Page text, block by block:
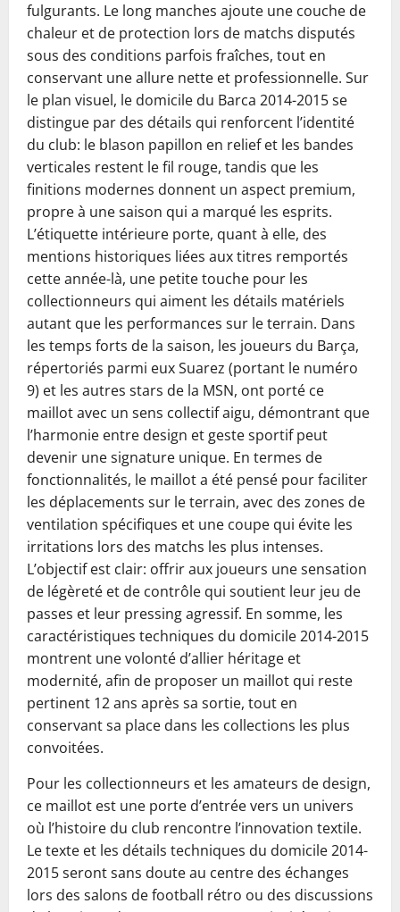
fulgurants. Le long manches ajoute une couche de
chaleur et de protection lors de matchs disputés
sous des conditions parfois fraîches, tout en
conservant une allure nette et professionnelle. Sur
le plan visuel, le domicile du Barca 2014-2015 se
distingue par des détails qui renforcent l’identité
du club: le blason papillon en relief et les bandes
verticales restent le fil rouge, tandis que les
finitions modernes donnent un aspect premium,
propre à une saison qui a marqué les esprits.
L’étiquette intérieure porte, quant à elle, des
mentions historiques liées aux titres remportés
cette année-là, une petite touche pour les
collectionneurs qui aiment les détails matériels
autant que les performances sur le terrain. Dans
les temps forts de la saison, les joueurs du Barça,
répertoriés parmi eux Suarez (portant le numéro
9) et les autres stars de la MSN, ont porté ce
maillot avec un sens collectif aigu, démontrant que
l’harmonie entre design et geste sportif peut
devenir une signature unique. En termes de
fonctionnalités, le maillot a été pensé pour faciliter
les déplacements sur le terrain, avec des zones de
ventilation spécifiques et une coupe qui évite les
irritations lors des matchs les plus intenses.
L’objectif est clair: offrir aux joueurs une sensation
de légèreté et de contrôle qui soutient leur jeu de
passes et leur pressing agressif. En somme, les
caractéristiques techniques du domicile 2014-2015
montrent une volonté d’allier héritage et
modernité, afin de proposer un maillot qui reste
pertinent 12 ans après sa sortie, tout en
conservant sa place dans les collections les plus
convoitées.
Pour les collectionneurs et les amateurs de design,
ce maillot est une porte d’entrée vers un univers
où l’histoire du club rencontre l’innovation textile.
Le texte et les détails techniques du domicile 2014-
2015 seront sans doute au centre des échanges
lors des salons de football rétro ou des discussions